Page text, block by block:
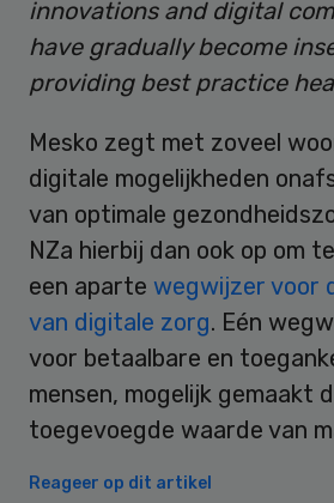
innovations and digital
have gradually become
providing best practice
Mesko zegt met zoveel
digitale mogelijkheden
van optimale
NZa hierbij dan ook op om
een aparte wegwijzer voor
van digitale zorg. Eén
voor betaalbare en
mensen, mogelijk gemaakt
toegevoegde waarde van
Reageer op dit artikel